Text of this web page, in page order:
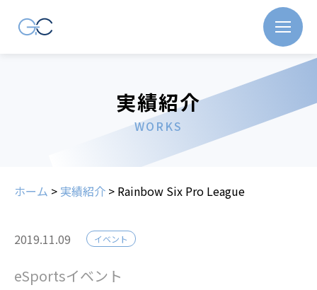
実績紹介
WORKS
ホーム > 実績紹介 > Rainbow Six Pro League
2019.11.09 イベント
eSportsイベント